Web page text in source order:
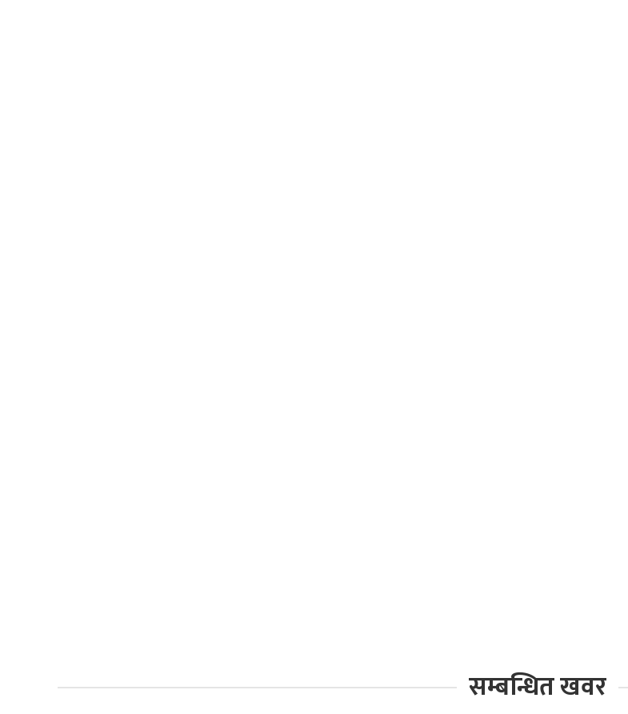
सम्बन्धित खवर